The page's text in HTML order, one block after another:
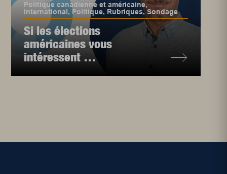
Politique canadienne et américaine,
International, Politique, Rubriques,Sondage
Si les élections
américaines vous
intéressent …